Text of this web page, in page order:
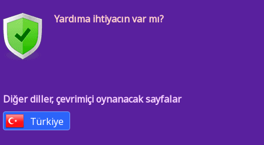
Yardıma ihtiyacın var mı?
Diğer diller, çevrimiçi oynanacak sayfalar
Türkiye